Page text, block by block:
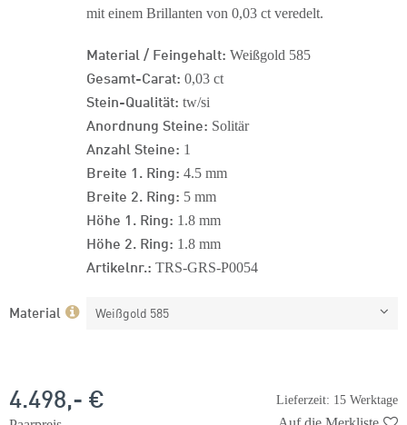
mit einem Brillanten von 0,03 ct veredelt.
Material / Feingehalt: Weißgold 585
Gesamt-Carat: 0,03 ct
Stein-Qualität: tw/si
Anordnung Steine: Solitär
Anzahl Steine: 1
Breite 1. Ring: 4.5 mm
Breite 2. Ring: 5 mm
Höhe 1. Ring: 1.8 mm
Höhe 2. Ring: 1.8 mm
Artikelnr.: TRS-GRS-P0054
Material Weißgold 585
Lieferzeit: 15 Werktage
4.498,- €